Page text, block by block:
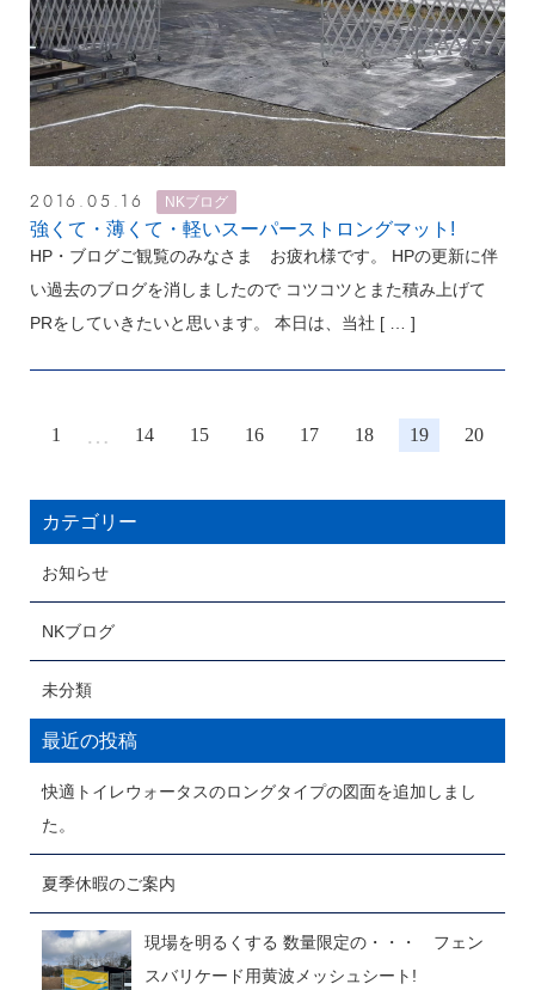
2016.05.16 NKブログ
強くて・薄くて・軽いスーパーストロングマット!
HP・ブログご観覧のみなさま お疲れ様です。 HPの更新に伴
い過去のブログを消しましたので コツコツとまた積み上げて
PRをしていきたいと思います。 本日は、当社 [ … ]
1 … 14 15 16 17 18 19 20
カテゴリー
お知らせ
NKブログ
未分類
最近の投稿
快適トイレウォータスのロングタイプの図面を追加しまし
た。
夏季休暇のご案内
現場を明るくする 数量限定の・・・ フェン
スバリケード用黄波メッシュシート!